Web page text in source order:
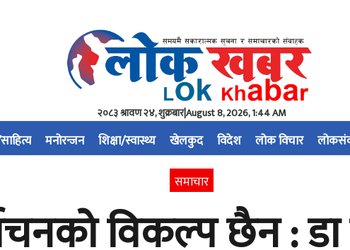
२०८३ श्रावण २४, शुक्रबार|August 8, 2026, 1:44 AM
मनोरन्जन शिक्षा/स्वास्थ्य खेलकुद विदेश लोक विचार
समाचार
विकल्प छैन :